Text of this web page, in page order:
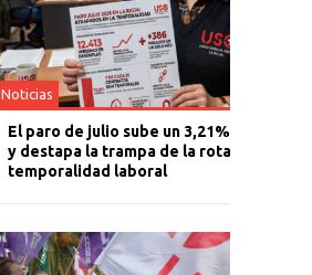
Noticias
El paro de julio sube un 3,21% en La
y destapa la trampa de la rotación y la
temporalidad laboral